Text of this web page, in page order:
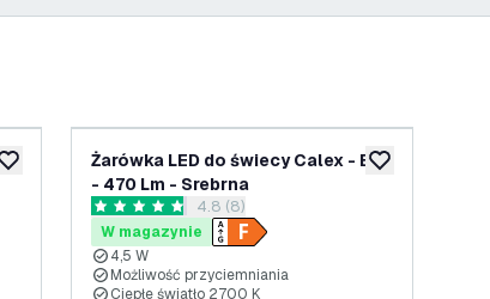
dodaj do listy życzeń dodaj do listy
Żarówka LED do świecy Calex - E27
- 470 Lm - Srebrna
otwórz panel recenzji
4.8 Gwiazdki oceny
4.8 (8)
W magazynie
4,5 W
Możliwość przyciemniania
Ciepłe światło 2700 K